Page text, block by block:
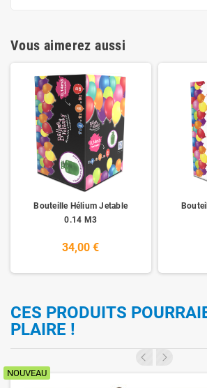
Vous aimerez aussi
Bouteille Hélium Jetable
0.14 M3
34,00 €
CES PRODUITS
PLAIRE !
NOUVEAU